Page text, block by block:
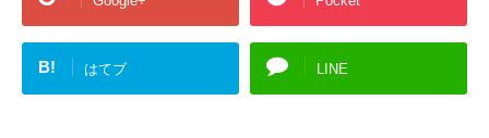
B! はてブ LINE